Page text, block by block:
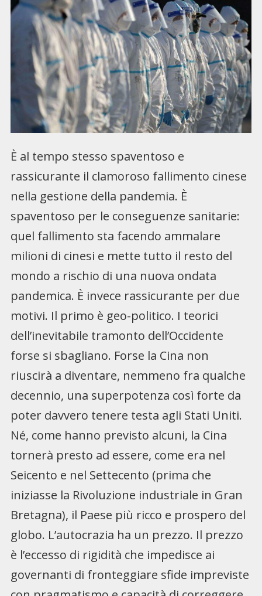
È al tempo stesso spaventoso e
rassicurante il clamoroso fallimento cinese
nella gestione della pandemia. È
spaventoso per le conseguenze sanitarie:
quel fallimento sta facendo ammalare
milioni di cinesi e mette tutto il resto del
mondo a rischio di una nuova ondata
pandemica. È invece rassicurante per due
motivi. Il primo è geo-politico. I teorici
dell’inevitabile tramonto dell’Occidente
forse si sbagliano. Forse la Cina non
riuscirà a diventare, nemmeno fra qualche
decennio, una superpotenza così forte da
poter davvero tenere testa agli Stati Uniti.
Né, come hanno previsto alcuni, la Cina
tornerà presto ad essere, come era nel
Seicento e nel Settecento (prima che
iniziasse la Rivoluzione industriale in Gran
Bretagna), il Paese più ricco e prospero del
globo. L’autocrazia ha un prezzo. Il prezzo
è l’eccesso di rigidità che impedisce ai
governanti di fronteggiare sfide impreviste